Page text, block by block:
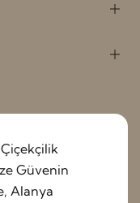
Güvenin
Alanya